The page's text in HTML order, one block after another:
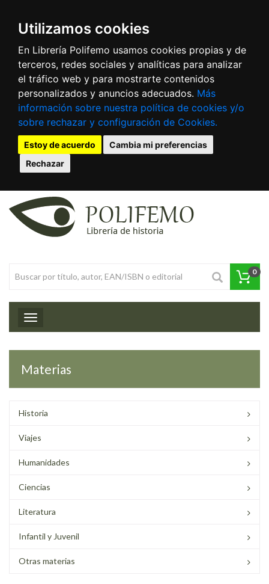
Utilizamos cookies
En Librería Polifemo usamos cookies propias y de
terceros, redes sociales y analíticas para analizar
el tráfico web y para mostrarte contenidos
personalizados y anuncios adecuados. Más
información sobre nuestra política de cookies y/o
sobre rechazar y configuración de Cookies.
Estoy de acuerdo
Cambia mi preferencias
Rechazar
0
Toggle navigation
Materias
Historia
Viajes
Humanidades
Ciencias
Literatura
Infantil y Juvenil
Otras materias